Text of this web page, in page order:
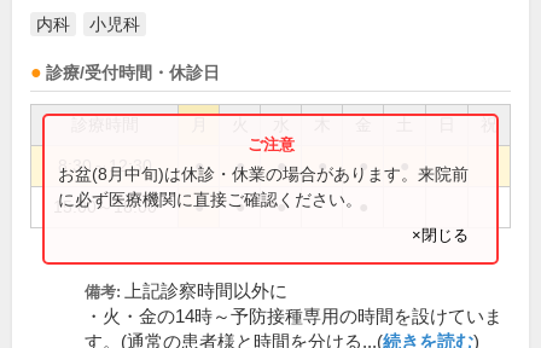
内科 小児科
診療/受付時間・休診日
祝
8:30～12:30 ● ● ● ● ●
15:00～18:00 ● ● ●
お盆(8月中旬)は休診・休業の場合があります。来院前
に必ず医療機関に直接ご確認ください。
×閉じる
備考:
上記診察時間以外に
・火・金の14時～予防接種専用の時間を設けていま
す。(通常の患者様と時間を分ける...(続きを読む)